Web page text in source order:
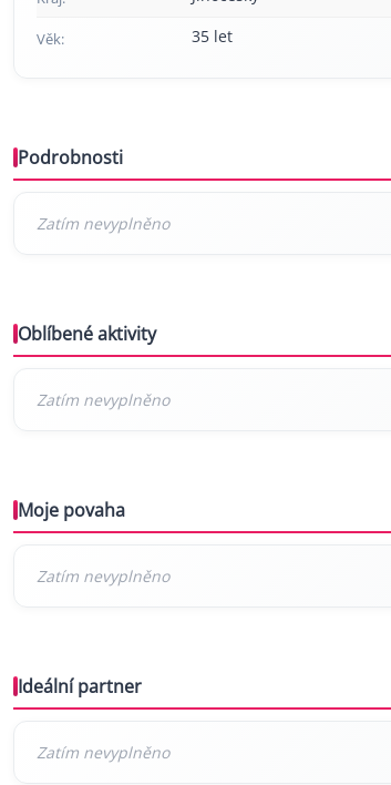
Věk: 35 let
Podrobnosti
Oblíbené aktivity
Moje povaha
Ideální partner